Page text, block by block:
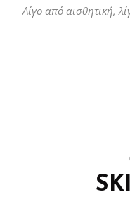
Λίγο από αισθητική,